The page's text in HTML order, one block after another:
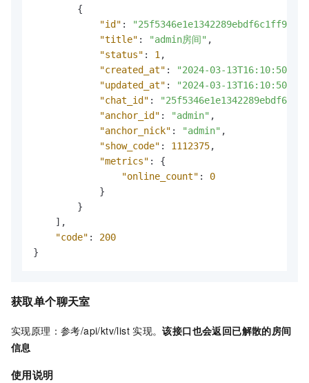
{
"id" :
"title" : "admin房间" ,
"status" : 1 ,
"created_at" : "2024-03-13T16:10:50"
"updated_at" : "2024-03-13T16:10:50"
"chat_id" :
"anchor_id" : "admin" ,
"anchor_nick" : "admin" ,
"show_code" : 1112375,
"metrics" :
{
"online_count" :
0
}
}
] ,
"code" :
200
}
获取单个聊天室
实现原理：参考/api/ktv/list 实现。该接口也会返回已解散的房间
信息
使用说明